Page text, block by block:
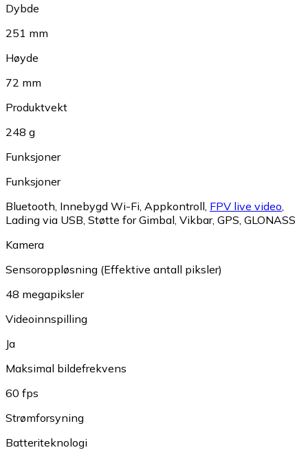
Dybde
251 mm
Høyde
72 mm
Produktvekt
248 g
Funksjoner
Funksjoner
Bluetooth, Innebygd Wi-Fi, Appkontroll, FPV live video,
Lading via USB, Støtte for Gimbal, Vikbar, GPS, GLONASS
Kamera
Sensoroppløsning (Effektive antall piksler)
48 megapiksler
Videoinnspilling
Ja
Maksimal bildefrekvens
60 fps
Strømforsyning
Batteriteknologi